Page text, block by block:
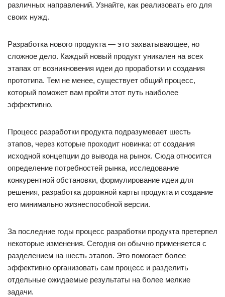
различных направлений. Узнайте, как реализовать его для
своих нужд.
Разработка нового продукта — это захватывающее, но
сложное дело. Каждый новый продукт уникален на всех
этапах от возникновения идеи до проработки и создания
прототипа. Тем не менее, существует общий процесс,
который поможет вам пройти этот путь наиболее
эффективно.
Процесс разработки продукта подразумевает шесть
этапов, через которые проходит новинка: от создания
исходной концепции до вывода на рынок. Сюда относится
определение потребностей рынка, исследование
конкурентной обстановки, формулирование идеи для
решения, разработка дорожной карты продукта и создание
его минимально жизнеспособной версии.
За последние годы процесс разработки продукта претерпел
некоторые изменения. Сегодня он обычно применяется с
разделением на шесть этапов. Это помогает более
эффективно организовать сам процесс и разделить
отдельные ожидаемые результаты на более мелкие
задачи.